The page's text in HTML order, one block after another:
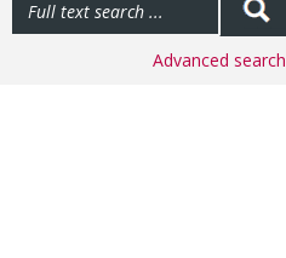
Advanced search